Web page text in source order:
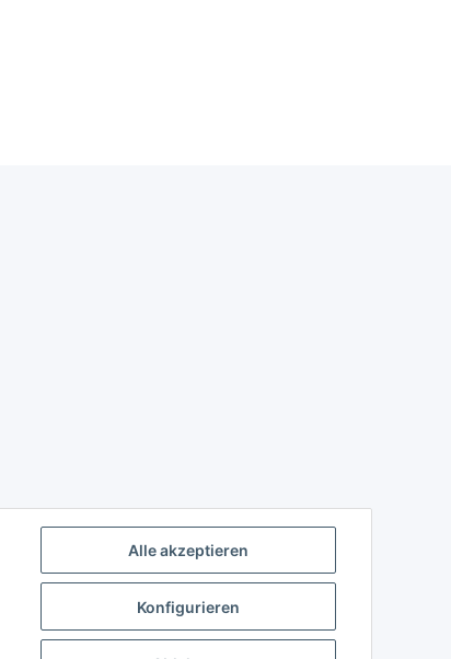
Alle akzeptieren
Konfigurieren